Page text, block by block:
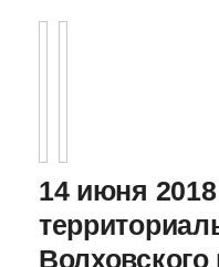
14 июня